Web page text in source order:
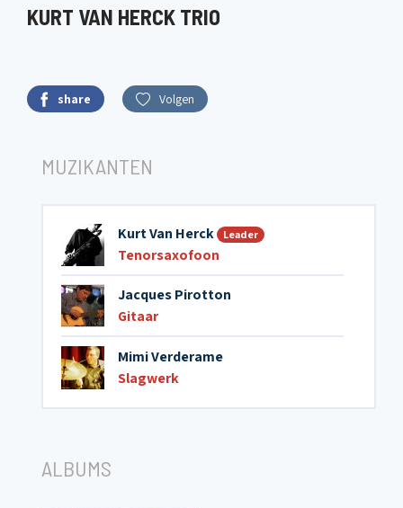
KURT VAN HERCK TRIO
share Volgen
MUZIKANTEN
Kurt Van Herck Leader
Tenorsaxofoon
Jacques Pirotton
Gitaar
Mimi Verderame
Slagwerk
ALBUMS